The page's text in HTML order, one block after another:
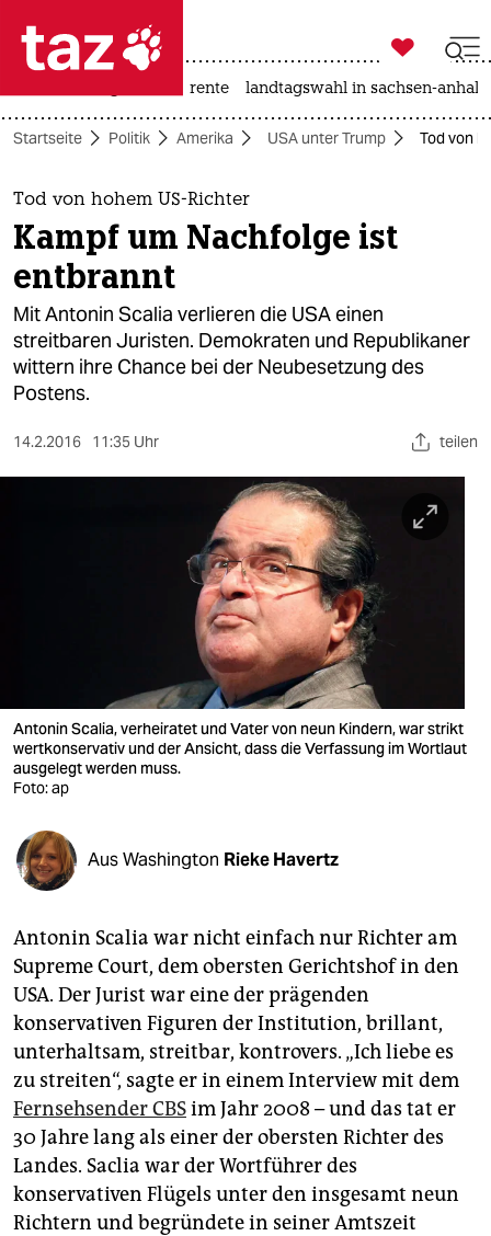
 taz zahl ich
taz zahl ich
themen
politik
öko
gesellschaft
kultur
sport
veranstaltungen
shop
unterstützen
genossenschaft
epaper login

taz zahl ich
rente landtagswahl in sachsen-anhalt
Startseite Politik Amerika USA unter Trump Tod von
Tod von hohem US-Richter
Kampf um Nachfolge ist
entbrannt
Mit Antonin Scalia verlieren die USA einen
streitbaren Juristen. Demokraten und Republikaner
wittern ihre Chance bei der Neubesetzung des
Postens.
14.2.2016 11:35 Uhr teilen
Antonin Scalia, verheiratet und Vater von neun Kindern, war strikt
wertkonservativ und der Ansicht, dass die Verfassung im Wortlaut
ausgelegt werden muss.
Foto: ap
Aus Washington Rieke Havertz
Antonin Scalia war nicht einfach nur Richter am
Supreme Court, dem obersten Gerichtshof in den
USA. Der Jurist war eine der prägenden
konservativen Figuren der Institution, brillant,
unterhaltsam, streitbar, kontrovers. „Ich liebe es
zu streiten“, sagte er in einem Interview mit dem
Fernsehsender CBSim Jahr 2008 – und das tat er
30 Jahre lang als einer der obersten Richter des
Landes. Saclia war der Wortführer des
konservativen Flügels unter den insgesamt neun
Richtern und begründete in seiner Amtszeit